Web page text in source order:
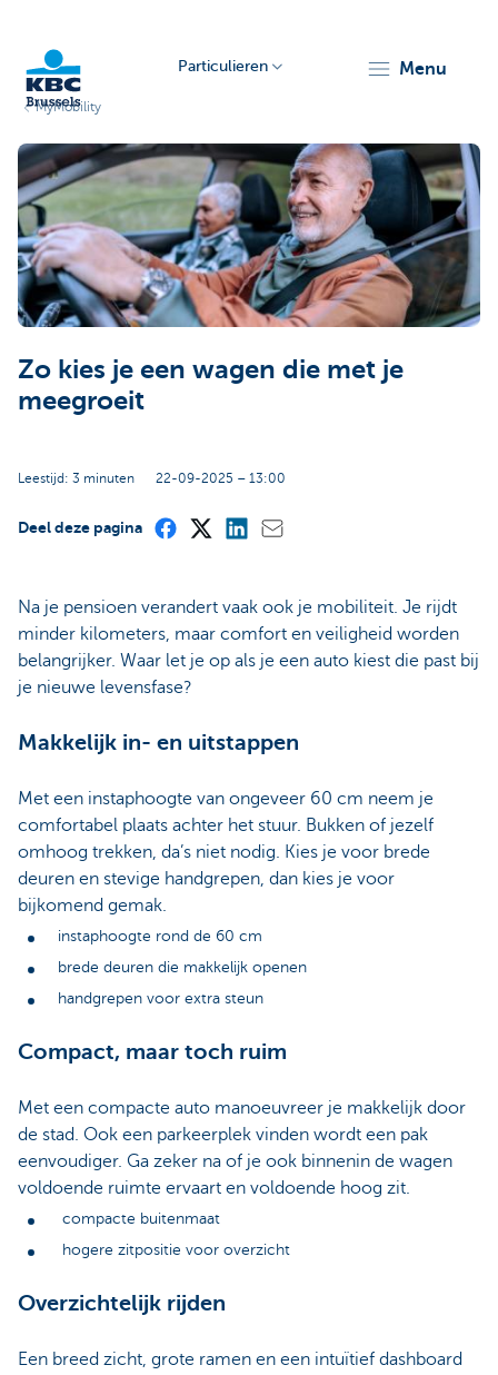
Brussels
Particulieren menu
MyMobility
Zo kies je een wagen die met je
meegroeit
Leestijd: 3 minuten 22-09-2025 – 13:00
Deel deze pagina
Na je pensioen verandert vaak ook je mobiliteit. Je rijdt
minder kilometers, maar comfort en veiligheid worden
belangrijker. Waar let je op als je een auto kiest die past bij
je nieuwe levensfase?
Makkelijk in- en uitstappen
Met een instaphoogte van ongeveer 60 cm neem je
comfortabel plaats achter het stuur. Bukken of jezelf
omhoog trekken, da’s niet nodig. Kies je voor brede
deuren en stevige handgrepen, dan kies je voor
bijkomend gemak.
instaphoogte rond de 60 cm
brede deuren die makkelijk openen
handgrepen voor extra steun
Compact, maar toch ruim
Met een compacte auto manoeuvreer je makkelijk door
de stad. Ook een parkeerplek vinden wordt een pak
eenvoudiger. Ga zeker na of je ook binnenin de wagen
voldoende ruimte ervaart en voldoende hoog zit.
compacte buitenmaat
hogere zitpositie voor overzicht
Overzichtelijk rijden
Een breed zicht, grote ramen en een intuïtief dashboard